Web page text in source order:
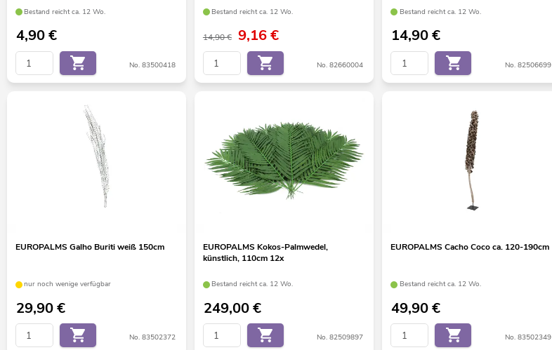
Bestand reicht ca. 12 Wo.
4,90€
No. 83500418
Bestand reicht ca. 12 Wo.
14,90 € 9,16€
No. 82660004
Bestand reicht ca. 12 Wo.
14,90€
No. 82506699
EUROPALMS Galho Buriti weiß 150cm
nur noch wenige verfügbar
29,90€
No. 83502372
EUROPALMS Kokos-Palmwedel,
künstlich, 110cm 12x
Bestand reicht ca. 12 Wo.
249,00€
No. 82509897
EUROPALMS Cacho Coco ca. 120-190cm
Bestand reicht ca. 12 Wo.
49,90€
No. 83502349